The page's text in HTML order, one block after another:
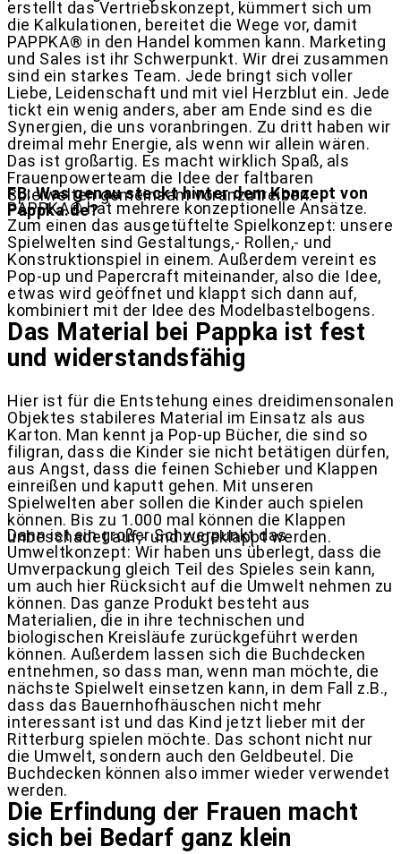
erstellt das Vertriebskonzept, kümmert sich um
die Kalkulationen, bereitet die Wege vor, damit
PAPPKA® in den Handel kommen kann. Marketing
und Sales ist ihr Schwerpunkt. Wir drei zusammen
sind ein starkes Team. Jede bringt sich voller
Liebe, Leidenschaft und mit viel Herzblut ein. Jede
tickt ein wenig anders, aber am Ende sind es die
Synergien, die uns voranbringen. Zu dritt haben wir
dreimal mehr Energie, als wenn wir allein wären.
Das ist großartig. Es macht wirklich Spaß, als
Frauenpowerteam die Idee der faltbaren
Spielwelten gemeinsam voranzutreiben.
FB: Was genau steckt hinter dem Konzept von
Pappka.de?
PAPPKA® hat mehrere konzeptionelle Ansätze.
Zum einen das ausgetüftelte Spielkonzept: unsere
Spielwelten sind Gestaltungs,- Rollen,- und
Konstruktionspiel in einem. Außerdem vereint es
Pop-up und Papercraft miteinander, also die Idee,
etwas wird geöffnet und klappt sich dann auf,
kombiniert mit der Idee des Modelbastelbogens.
Das Material bei Pappka ist fest
und widerstandsfähig
Hier ist für die Entstehung eines dreidimensonalen
Objektes stabileres Material im Einsatz als aus
Karton. Man kennt ja Pop-up Bücher, die sind so
filigran, dass die Kinder sie nicht betätigen dürfen,
aus Angst, dass die feinen Schieber und Klappen
einreißen und kaputt gehen. Mit unseren
Spielwelten aber sollen die Kinder auch spielen
können. Bis zu 1.000 mal können die Klappen
unbeschadet auf,- und zugeklappt werden.
Dann ist ein großer Schwerpunkt das
Umweltkonzept: Wir haben uns überlegt, dass die
Umverpackung gleich Teil des Spieles sein kann,
um auch hier Rücksicht auf die Umwelt nehmen zu
können. Das ganze Produkt besteht aus
Materialien, die in ihre technischen und
biologischen Kreisläufe zurückgeführt werden
können. Außerdem lassen sich die Buchdecken
entnehmen, so dass man, wenn man möchte, die
nächste Spielwelt einsetzen kann, in dem Fall z.B.,
dass das Bauernhofhäuschen nicht mehr
interessant ist und das Kind jetzt lieber mit der
Ritterburg spielen möchte. Das schont nicht nur
die Umwelt, sondern auch den Geldbeutel. Die
Buchdecken können also immer wieder verwendet
werden.
Die Erfindung der Frauen macht
sich bei Bedarf ganz klein